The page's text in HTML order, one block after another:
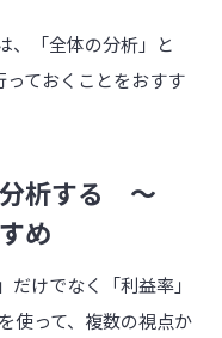
、「全体の分析」と
っておくことをおすす
分析する ～
め
けでなく「利益率」
使って、複数の視点か